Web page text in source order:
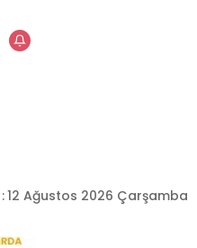
:12 Ağustos 2026 Çarşamba